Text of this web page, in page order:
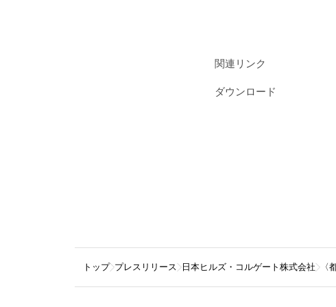
関連リンク
ダウンロード
トップ プレスリリース 日本ヒルズ・コルゲート株式会社 〈